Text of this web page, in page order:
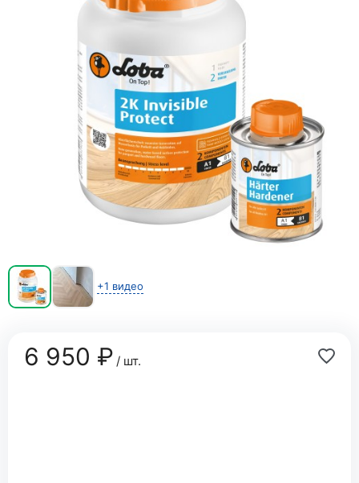
+1 видео
6 950 ₽/ шт.